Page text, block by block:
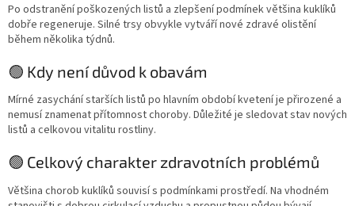
Po odstranění poškozených listů a zlepšení podmínek většina kuklíků
dobře regeneruje. Silné trsy obvykle vytváří nové zdravé olistění
během několika týdnů.
🟢 Kdy není důvod k obavám
Mírné zasychání starších listů po hlavním období kvetení je přirozené a
nemusí znamenat přítomnost choroby. Důležité je sledovat stav nových
listů a celkovou vitalitu rostliny.
🟢 Celkový charakter zdravotních problémů
Většina chorob kuklíků souvisí s podmínkami prostředí. Na vhodném